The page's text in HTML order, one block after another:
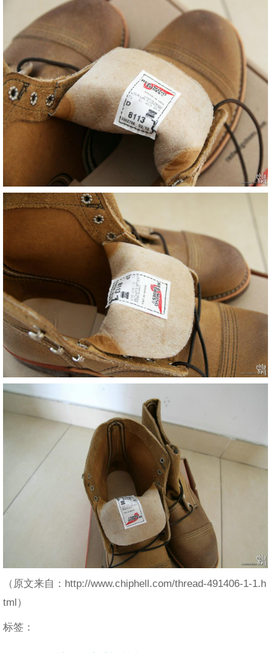
（原文来自：http://www.chiphell.com/thread-491406-1-1.h
tml）
标签：